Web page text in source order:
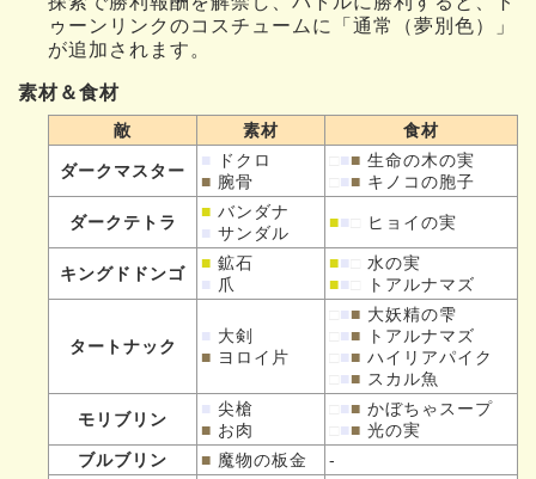
ゥーンリンクのコスチュームに「通常（夢別色）」
が追加されます。
素材＆食材
敵 素材 食材
ダークマスター
■
ドクロ
■ 腕骨
■■ 生命の木の実
■■ キノコの胞子
ダークテトラ
■ バンダナ
■ サンダル
■■ ヒョイの実
キングドドンゴ
■ 鉱石
■ 爪
■■
水の実
■■ トアルナマズ
タートナック
■ 大剣
■ ヨロイ片
■■ 大妖精の雫
■■ トアルナマズ
■■ ハイリアパイク
■■ スカル魚
モリブリン
■ 尖槍
■ お肉
■■ かぼちゃスープ
■■ 光の実
ブルブリン
■ 魔物の板金
-